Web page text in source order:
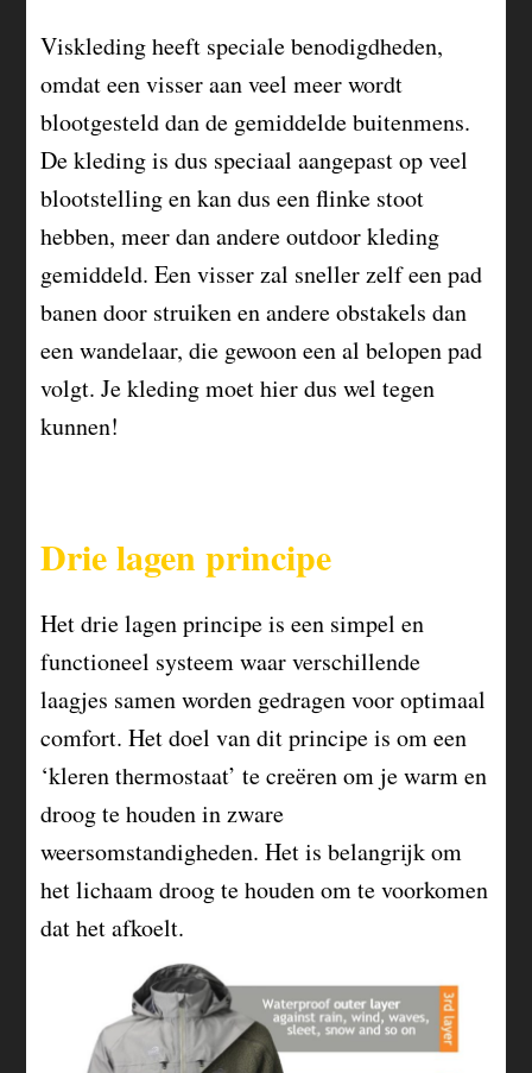
Viskleding heeft speciale benodigdheden,
omdat een visser aan veel meer wordt
blootgesteld dan de gemiddelde buitenmens.
De kleding is dus speciaal aangepast op veel
blootstelling en kan dus een flinke stoot
hebben, meer dan andere outdoor kleding
gemiddeld. Een visser zal sneller zelf een pad
banen door struiken en andere obstakels dan
een wandelaar, die gewoon een al belopen pad
volgt. Je kleding moet hier dus wel tegen
kunnen!
Drie lagen principe
Het drie lagen principe is een simpel en
functioneel systeem waar verschillende
laagjes samen worden gedragen voor optimaal
comfort. Het doel van dit principe is om een
‘kleren thermostaat’ te creëren om je warm en
droog te houden in zware
weersomstandigheden. Het is belangrijk om
het lichaam droog te houden om te voorkomen
dat het afkoelt.